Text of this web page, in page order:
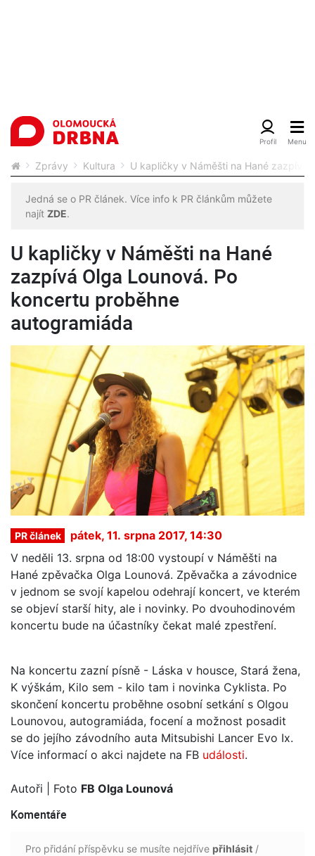
Zprávy Kultura U kapličky v Náměšti na Hané zazpívá
Jedná se o PR článek. Více info k PR článkům můžete
najít ZDE.
U kapličky v Náměšti na Hané
zazpívá Olga Lounová. Po
koncertu proběhne
autogramiáda
PR článek
pátek, 11. srpna 2017, 14:30
V neděli 13. srpna od 18:00 vystoupí v Náměšti na
Hané zpěvačka Olga Lounová. Zpěvačka a závodnice
v jednom se svojí kapelou odehrají koncert, ve kterém
se objeví starší hity, ale i novinky. Po dvouhodinovém
koncertu bude na účastníky čekat malé zpestření.
Na koncertu zazní písně - Láska v housce, Stará žena,
K výškám, Kilo sem - kilo tam i novinka Cyklista. Po
skončení koncertu proběhne osobní setkání s Olgou
Lounovou, autogramiáda, focení a možnost posadit
se do jejího závodního auta Mitsubishi Lancer Evo Ix.
Více informací o akci najdete na FB události.
Autoři | Foto FB Olga Lounová
Komentáře
Pro přidání příspěvku se musíte nejdříve přihlásit /